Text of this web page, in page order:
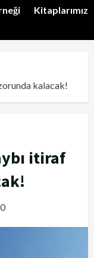
Kitaplarımız
kalacak!
itiraf